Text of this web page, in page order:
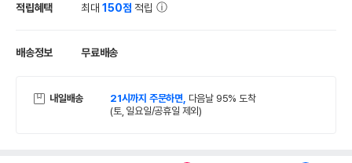
적립혜택 최대150점 적립
배송정보 무료배송
내일배송 21시까지 주문하면, 다음날 95% 도착
(토, 일요일/공휴일 제외)